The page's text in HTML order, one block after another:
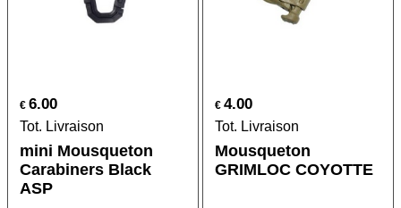
€ 6.00
Tot. Livraison
mini Mousqueton
Carabiners Black
ASP
€ 4.00
Tot. Livraison
Mousqueton
GRIMLOC COYOTTE